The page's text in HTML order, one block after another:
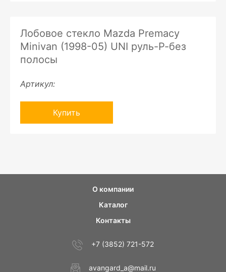
Лобовое стекло Mazda Premacy
Minivan (1998-05) UNI руль-Р-без
полосы
Артикул:
Купить
О компании
Каталог
Контакты
+7 (3852) 721-572
avangard_a@mail.ru